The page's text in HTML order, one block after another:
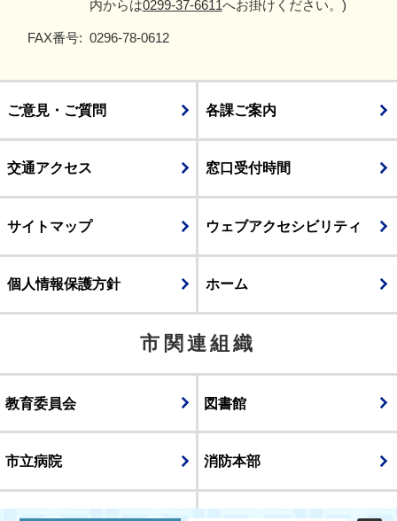
内からは0299-37-6611へお掛けください。)
FAX番号: 0296-78-0612
ご意見・ご質問 各課ご案内
交通アクセス 窓口受付時間
サイトマップ ウェブアクセシビリティ
個人情報保護方針 ホーム
市関連組織
教育委員会 図書館
市立病院 消防本部